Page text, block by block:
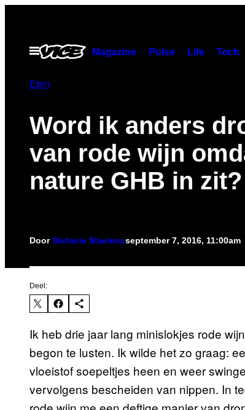
Open
menu
Magazine Pulse Life Tech
Eten
Word ik anders
van rode wijn
nature GHB in zit?
DoorStefanie Staelensseptember 7, 2016, 11:00am
Deel:
Ik heb drie jaar lang minislokjes rode
begon te lusten. Ik wilde het zo graag:
vloeistof soepeltjes heen en weer
vervolgens bescheiden van nippen. In